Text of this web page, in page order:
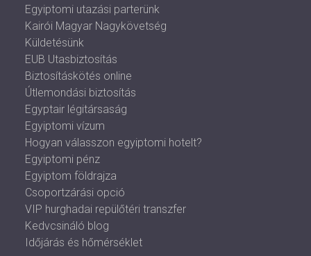
Egyiptomi utazási parterünk
Kairói Magyar Nagykövetség
Küldetésünk
EUB Utasbiztosítás
Biztosításkötés online
Útlemondási biztosítás
Egyptair légitársaság
Egyiptomi vízum
Hogyan válasszon egyiptomi hotelt?
Egyiptomi pénz
Egyiptom földrajza
Csoportzárási opció
VIP hurghadai repülőtéri transzfer
Kedvcsináló blog
Időjárás és hőmérséklet